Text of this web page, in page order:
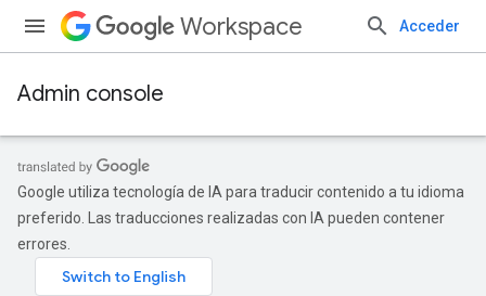
Workspace Acceder
Admin console
Google utiliza tecnología de IA para traducir contenido a tu idioma
preferido. Las traducciones realizadas con IA pueden contener
errores.